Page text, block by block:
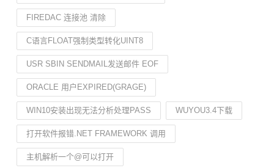
FIREDAC 连接池 清除
C语言FLOAT强制类型转化UINT8
USR SBIN SENDMAIL发送邮件 EOF
ORACLE 用户EXPIRED(GRAGE)
WIN10安装出现无法分析处理PASS WUYOU3.4下载
打开软件报错.NET FRAMEWORK 调用
主机解析一个@可以打开